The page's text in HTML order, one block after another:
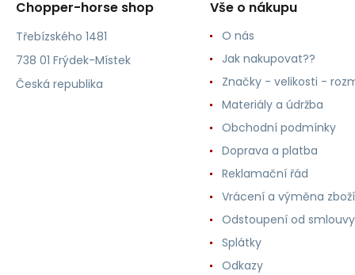
Chopper-horse shop
Třebízského 1481
738 01 Frýdek-Místek
Česká republika
Vše o nákupu
O nás
Jak nakupovat??
Značky - velikosti -
Materiály a údržba
Obchodní podmínky
Doprava a platba
Reklamační řád
Vrácení a výměna zboží
Odstoupení od smlouvy
Splátky
Odkazy